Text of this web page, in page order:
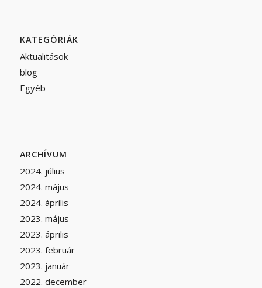
KATEGÓRIÁK
Aktualitások
blog
Egyéb
ARCHÍVUM
2024. július
2024. május
2024. április
2023. május
2023. április
2023. február
2023. január
2022. december